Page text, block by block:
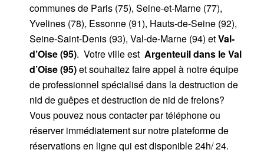
communes de Paris (75), Seine-et-Marne (77),
Yvelines (78), Essonne (91), Hauts-de-Seine (92),
Seine-Saint-Denis (93), Val-de-Marne (94) etVal-
d’Oise (95). Votre ville est Argenteuil dans le Val
d’Oise (95)et souhaitez faire appel à notre équipe
de professionnel spécialisé dans la destruction de
nid de guêpes et destruction de nid de frelons?
Vous pouvez nous contacter par téléphone ou
réserver immédiatement sur notre plateforme de
réservations en ligne qui est disponible 24h/ 24.